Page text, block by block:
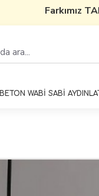
Farkımız
BETON WABİ SABİ